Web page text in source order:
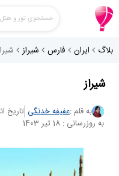
جستجوی تور و هتل
بلاگ ایران فارس شیراز
شیراز
به قلم :عفیفه خدنگی تاریخ انتشار :
به روزرسانی : 18 تیر 1403